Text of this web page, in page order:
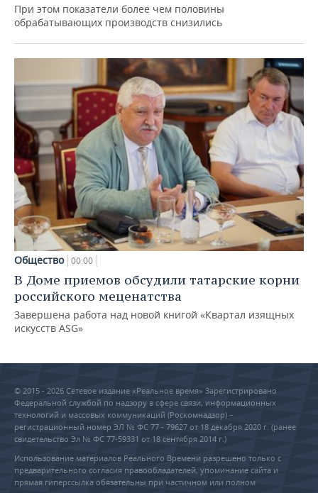
При этом показатели более чем половины
обрабатывающих производств снизились
Общество 00:00
В Доме приемов обсудили татарские корни
российского меценатства
Завершена работа над новой книгой «Квартал изящных
искусств ASG»
© 2015 - 2026 Сетевое издание «Реальное время» Зарегистрировано
Федеральной службой по надзору в сфере связи, информационных
технологий и массовых коммуникаций (Роскомнадзор) –
регистрационный номер ЭЛ № ФС 77 - 79627 от 18 декабря 2020 г. (ранее
свидетельство Эл № ФС 77-59331 от 18 сентября 2014 г.)
Использование материалов Реального Времени разрешено только с
предварительного согласия правообладателей, упоминание сайта и
прямая гиперссылка обязательны при частичном или полном